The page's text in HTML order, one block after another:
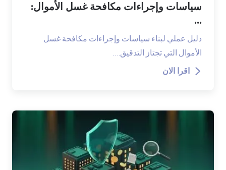
سياسات وإجراءات مكافحة غسل الأموال:
دليل عملي لبناء سياسات وإجراءات مكافحة غسل
الأموال التي تجتاز التدقيق.…
اقرا الان